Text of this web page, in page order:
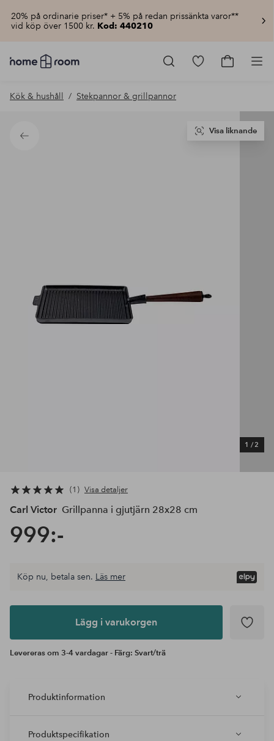
20% på ordinarie priser* + 5% på redan prissänkta varor**
vid köp över 1500 kr. Kod: 440210
Homeroom
–
hemmet
pris
Gå
Gå
Kök & hushåll Stekpannor & grillpannor
Tillbaka
1 /2
Visa liknande
1 Visa detaljer
Carl Victor Grillpanna i gjutjärn 28x28 cm
999:-
Lägg i
Köp nu, betala sen. Läs mer
Lägg i varukorgen
Levereras om 3-4 vardagar - Färg: Svart/trä
Produktinformation
Produktspecifikation